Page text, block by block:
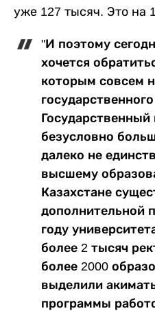
уже 127 тысяч. Это на
"И поэтому
хочется
которым совсем
Государственный
безусловно
далеко не
высшему
Казахстане
дополнительной
году
более 2 тысяч
более 2000
выделили
программы